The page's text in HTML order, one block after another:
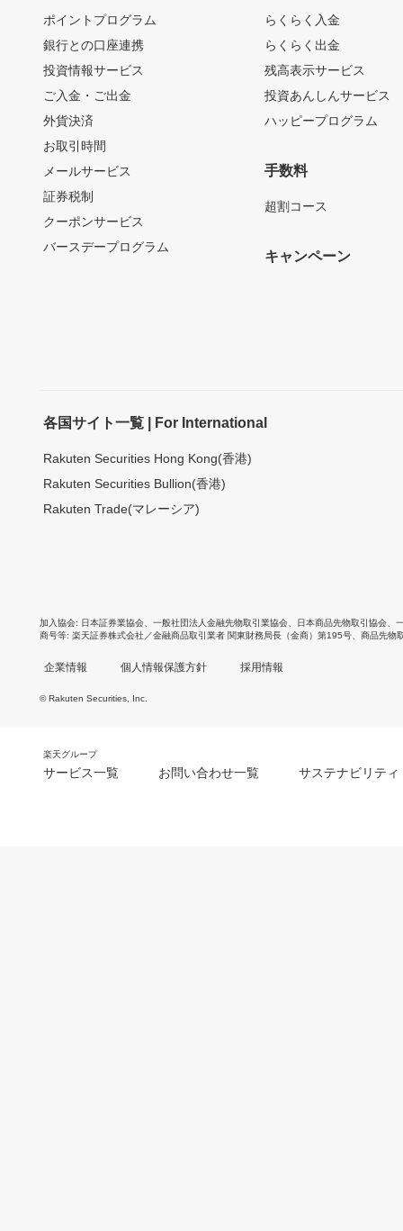
ポイントプログラム
銀行との口座連携
投資情報サービス
ご入金・ご出金
外貨決済
お取引時間
メールサービス
証券税制
クーポンサービス
バースデープログラム
らくらく入金
らくらく出金
残高表示サービス
投資あんしんサービス
ハッピープログラム
手数料
超割コース
キャンペーン
各国サイト一覧 | For International
Rakuten Securities Hong Kong(香港)
Rakuten Securities Bullion(香港)
Rakuten Trade(マレーシア)
加入協会 日本証券業協会 一般社団法人金融先物取引業協会 日本商品先物取引協会
商号等 楽天証券株式会社／金融商品取引業者 関東財務局長（金商）第195号、商品先物
企業情報 個人情報保護方針 採用情報
© Rakuten Securities, Inc.
楽天グループ
サービス一覧 お問い合わせ一覧 サステナビリティ